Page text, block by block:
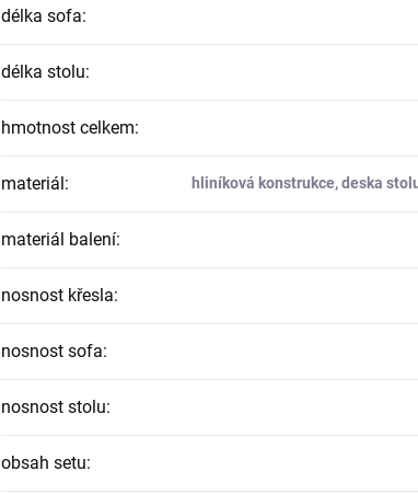
délka sofa:
délka stolu:
hmotnost celkem:
materiál: hliníková konstrukce, deska
materiál balení:
nosnost křesla:
nosnost sofa:
nosnost stolu:
obsah setu: